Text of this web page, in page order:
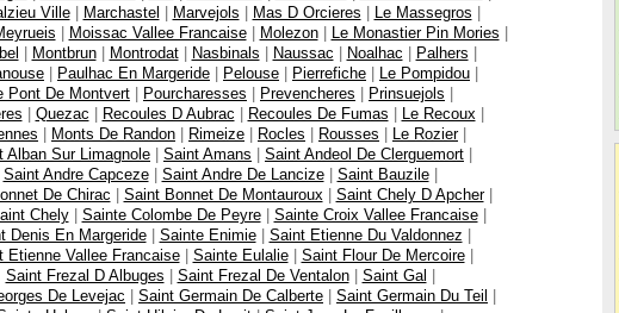
Ville| Marchastel | Marvejols | Mas D Orcieres | Le Massegros |
| Moissac Vallee Francaise| Molezon| Le Monastier Pin Mories |
| Montbrun| Montrodat| Nasbinals | Naussac | Noalhac | Palhers |
| Paulhac En Margeride | Pelouse | Pierrefiche | Le Pompidou |
Pont De Montvert | Pourcharesses | Prevencheres | Prinsuejols |
| Quezac | Recoules D Aubrac | Recoules De Fumas | Le Recoux |
| Monts De Randon | Rimeize | Rocles | Rousses | Le Rozier|
Alban Sur Limagnole | Saint Amans | Saint Andeol De Clerguemort |
Saint Andre Capceze| Saint Andre De Lancize| Saint Bauzile|
De Chirac | Saint Bonnet De Montauroux | Saint Chely D Apcher|
Chely| Sainte Colombe De Peyre| Sainte Croix Vallee Francaise|
Denis En Margeride| Sainte Enimie| Saint Etienne Du Valdonnez |
Etienne Vallee Francaise| Sainte Eulalie| Saint Flour De Mercoire|
Saint Frezal D Albuges | Saint Frezal De Ventalon| Saint Gal |
De Levejac | Saint Germain De Calberte | Saint Germain Du Teil |